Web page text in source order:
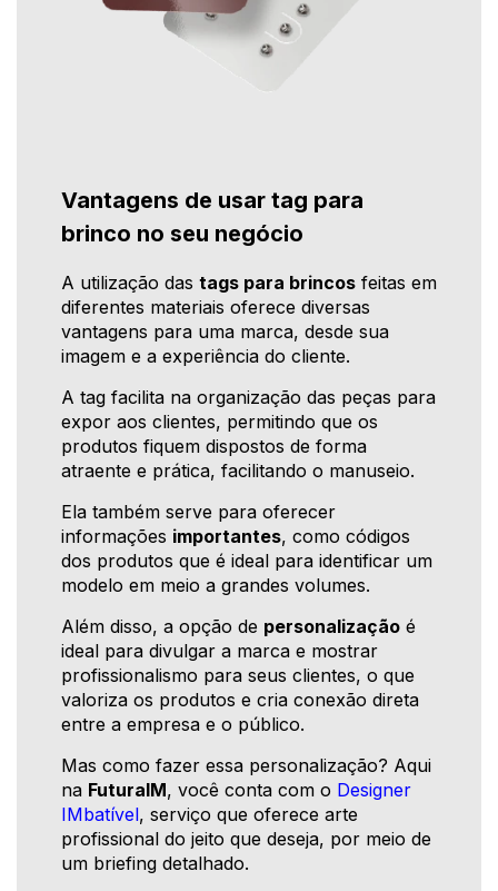
Vantagens de usar tag para
brinco no seu negócio
A utilização das tags para brincos feitas em
diferentes materiais oferece diversas
vantagens para uma marca, desde sua
imagem e a experiência do cliente.
A tag facilita na organização das peças para
expor aos clientes, permitindo que os
produtos fiquem dispostos de forma
atraente e prática, facilitando o manuseio.
Ela também serve para oferecer
informações importantes, como códigos
dos produtos que é ideal para identificar um
modelo em meio a grandes volumes.
Além disso, a opção de personalização é
ideal para divulgar a marca e mostrar
profissionalismo para seus clientes, o que
valoriza os produtos e cria conexão direta
entre a empresa e o público.
Mas como fazer essa personalização? Aqui
na FuturaIM, você conta com o Designer
IMbatível, serviço que oferece arte
profissional do jeito que deseja, por meio de
um briefing detalhado.